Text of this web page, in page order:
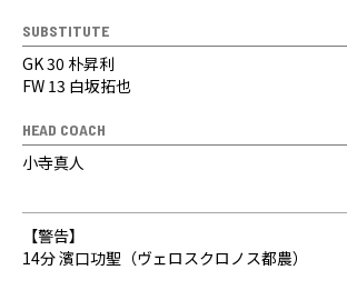
SUBSTITUTE
GK 30 朴昇利
FW 13 白坂拓也
HEAD COACH
小寺真人
【警告】
14分 濱口功聖（ヴェロスクロノス都農）